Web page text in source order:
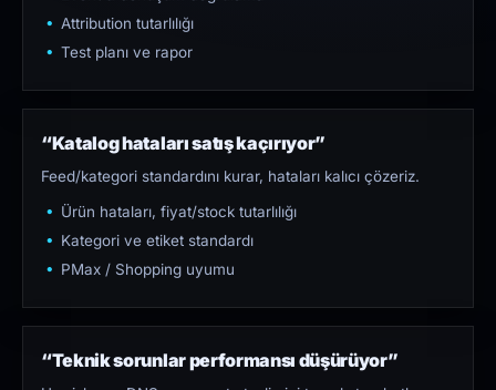
Attribution tutarlılığı
Test planı ve rapor
“Katalog hataları satış kaçırıyor”
Feed/kategori standardını kurar, hataları kalıcı çözeriz.
Ürün hataları, fiyat/stock tutarlılığı
Kategori ve etiket standardı
PMax / Shopping uyumu
“Teknik sorunlar performansı düşürüyor”